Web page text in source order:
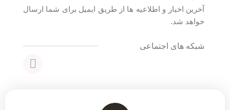
آخرین اخبار و اطلاعیه ها از طریق ایمیل برای شما ارسال
خواهد شد.
شبکه های اجتماعی